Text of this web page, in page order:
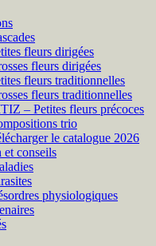
fleurs dirigées
fleurs dirigées
fleurs traditionnelles
fleurs traditionnelles
– Petites fleurs précoces
trio
le catalogue 2026
et conseils
physiologiques